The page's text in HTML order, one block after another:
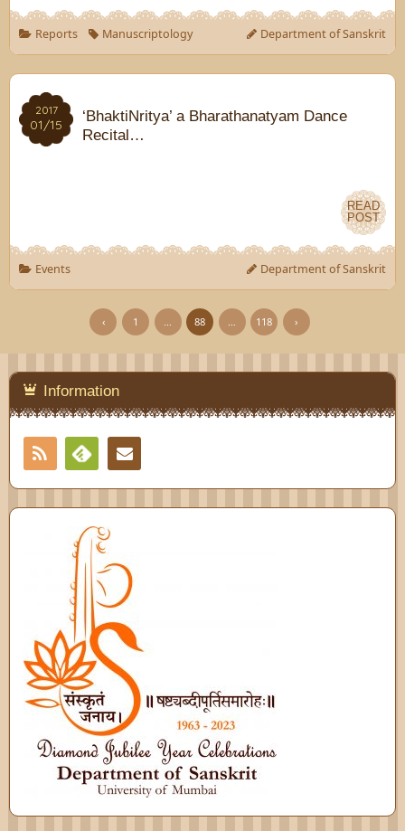
Reports Manuscriptology Department of Sanskrit
2017
01/15
2017
01/15
‘BhaktiNritya’ a Bharathanatyam Dance
Recital…
READ
POST
READ
POST
Events Department of Sanskrit
‹ 1 … 88 … 118 ›
Information
RSS
Feedly